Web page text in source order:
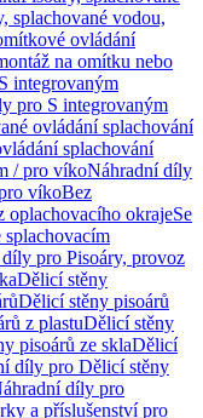
splachované vodou,
ovládání
na omítku nebo
S integrovaným
pro S integrovaným
ovládání splachování
splachování
/ pro víkoNáhradní díly
víkoBez
oplachovacího okrajeSe
pro Pisoáry, provoz
Dělicí stěny
Dělicí stěny pisoárů
z plastuDělicí stěny
pisoárů ze sklaDělicí
díly pro Dělicí stěny
díly pro
a příslušenství pro